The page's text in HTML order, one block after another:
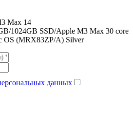
Max 14
1024GB SSD/Apple M3 Max 30 core
OS (MRX83ZP/A) Silver
данных